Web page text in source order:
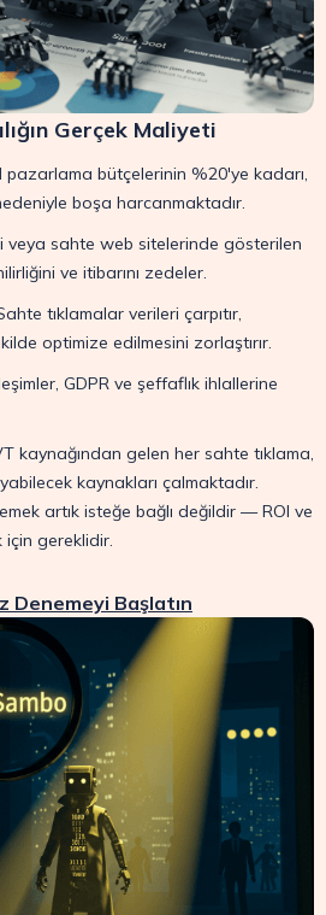
Gerçek Maliyeti
pazarlama bütçelerinin %20'ye kadarı,
boşa harcanmaktadır.
veya sahte web sitelerinde gösterilen
ve itibarını zedeler.
tıklamalar verileri çarpıtır,
optimize edilmesini zorlaştırır.
GDPR ve şeffaflık ihlallerine
kaynağından gelen her sahte tıklama,
kaynakları çalmaktadır.
artık isteğe bağlı değildir — ROI ve
gereklidir.
Denemeyi Başlatın